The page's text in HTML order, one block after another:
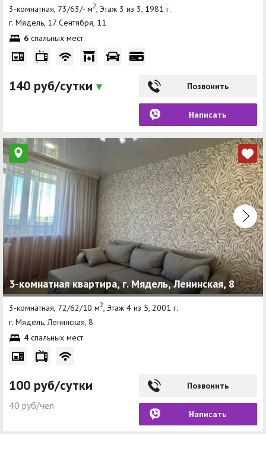
3-комнатная, 73/63/- м2 , Этаж 3 из 3, 1981 г.
г. Мядель, 17 Сентября, 11
6 спальных мест
140 руб/сутки Позвонить
Написать
3-комнатная квартира, г. Мядель, Ленинская, 8
3-комнатная, 72/62/10 м2, Этаж 4 из 5, 2001 г.
г. Мядель, Ленинская, 8
4 спальных мест
100 руб/сутки
40 руб/чел
Позвонить
Написать